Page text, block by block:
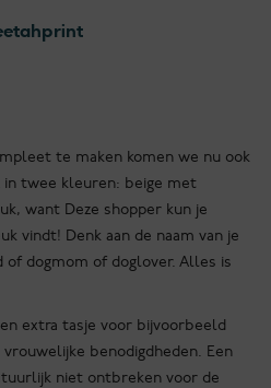
te maken komen we nu ook
in twee kleuren: beige met
want Deze shopper kun je
vindt! Denk aan de naam van je
of dogmom of doglover. Alles is
extra tasje voor bijvoorbeeld
benodigdheden. Een
niet ontbreken voor de